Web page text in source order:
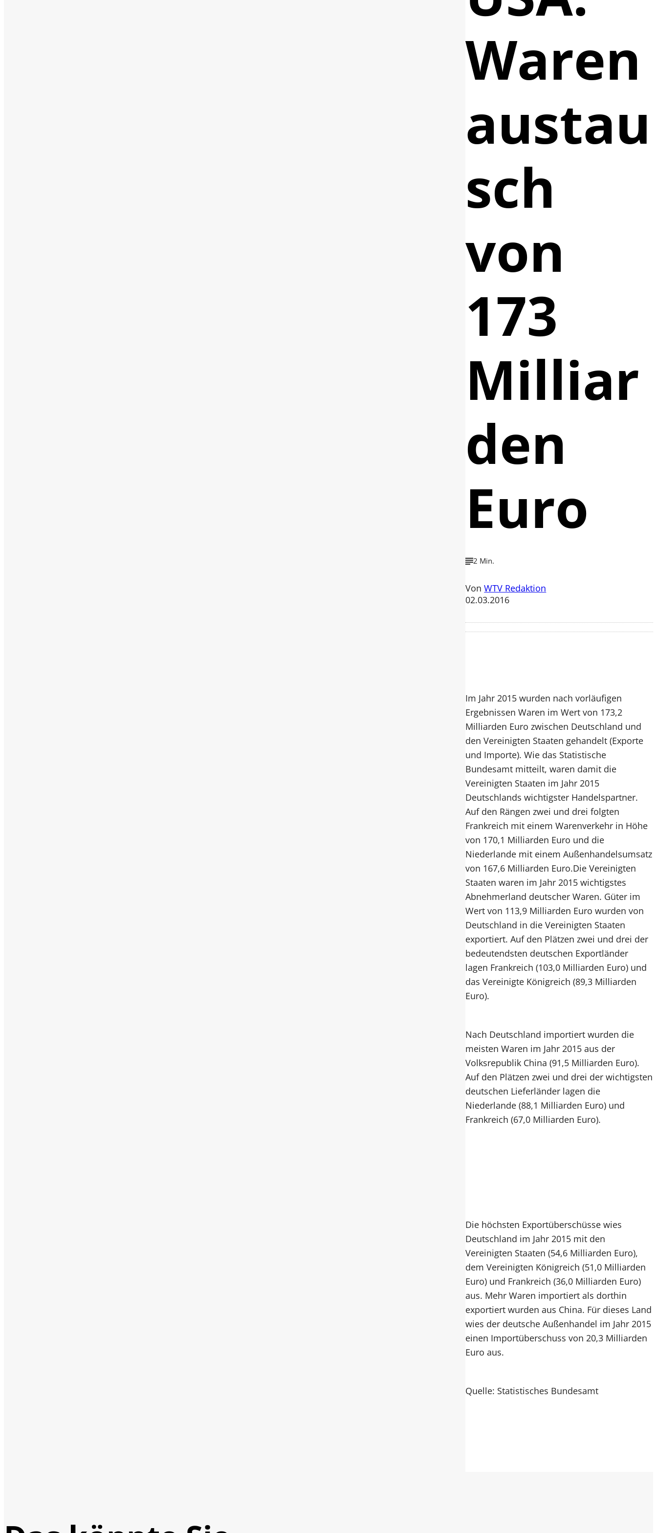
Waren
austau
sch
von
173
Milliar
den
Euro
2 Min.
VonWTV Redaktion
02.03.2016
Im Jahr 2015 wurden nach vorläufigen
Ergebnissen Waren im Wert von 173,2
Milliarden Euro zwischen Deutschland und
den Vereinigten Staaten gehandelt (Exporte
und Importe). Wie das Statistische
Bundesamt mitteilt, waren damit die
Vereinigten Staaten im Jahr 2015
Deutschlands wichtigster Handelspartner.
Auf den Rängen zwei und drei folgten
Frankreich mit einem Warenverkehr in Höhe
von 170,1 Milliarden Euro und die
Niederlande mit einem Außenhandelsumsatz
von 167,6 Milliarden Euro.Die Vereinigten
Staaten waren im Jahr 2015 wichtigstes
Abnehmerland deutscher Waren. Güter im
Wert von 113,9 Milliarden Euro wurden von
Deutschland in die Vereinigten Staaten
exportiert. Auf den Plätzen zwei und drei der
bedeutendsten deutschen Exportländer
lagen Frankreich (103,0 Milliarden Euro) und
das Vereinigte Königreich (89,3 Milliarden
Euro).
Nach Deutschland importiert wurden die
meisten Waren im Jahr 2015 aus der
Volksrepublik China (91,5 Milliarden Euro).
Auf den Plätzen zwei und drei der wichtigsten
deutschen Lieferländer lagen die
Niederlande (88,1 Milliarden Euro) und
Frankreich (67,0 Milliarden Euro).
Die höchsten Exportüberschüsse wies
Deutschland im Jahr 2015 mit den
Vereinigten Staaten (54,6 Milliarden Euro),
dem Vereinigten Königreich (51,0 Milliarden
Euro) und Frankreich (36,0 Milliarden Euro)
aus. Mehr Waren importiert als dorthin
exportiert wurden aus China. Für dieses Land
wies der deutsche Außenhandel im Jahr 2015
einen Importüberschuss von 20,3 Milliarden
Euro aus.
Quelle: Statistisches Bundesamt